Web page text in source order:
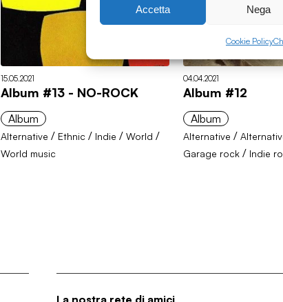
Accetta Nega
Cookie Policy
15.05.2021
Album #13 - NO-ROCK
Album
Alternative / Ethnic / Indie / World /
World music
04.04.2021
Album #12
Album
Alternative /
Garage rock/ Indie